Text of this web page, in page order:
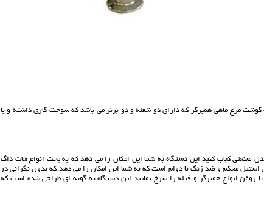
مرغ ماهی همبرگر که دارای دو شعله و دو برنر می باشد که سوخت گازی داشته و با
صنعتی کباب کنید این دستگاه به شما این امکان را می دهد که به پخت انواع هات داگ
استیل محکم و ضد زنگ با دوام است که به شما این امکان را می دهد که بدون نگرانی در
روغن انواع همبرگر و فیله را سرخ نمایید این دستگاه به گونه ای طراحی شده است که